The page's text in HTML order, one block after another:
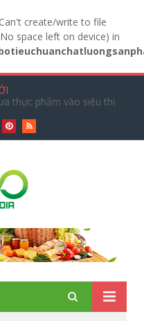
create/write to file
space left on device) in
thực phẩm vào siêu thị
PinterestRSS